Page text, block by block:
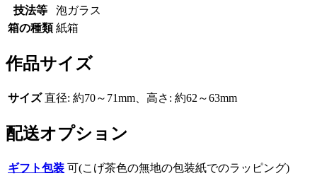
技法等
泡ガラス
箱の種類 紙箱
作品サイズ
サイズ 直径: 約70～71mm、高さ: 約62～63mm
配送オプション
ギフト包装 可(こげ茶色の無地の包装紙でのラッピング)